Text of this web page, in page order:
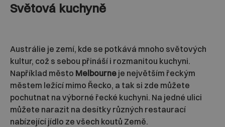
Světová kuchyně
Austrálie je zemí, kde se potkává mnoho světových
kultur, což s sebou přináší i rozmanitou kuchyni.
Například město Melbourne je největším řeckým
městem ležící mimo Řecko, a tak si zde můžete
pochutnat na výborné řecké kuchyni. Na jedné ulici
můžete narazit na desítky různých restaurací
nabízející jídlo ze všech koutů Země.